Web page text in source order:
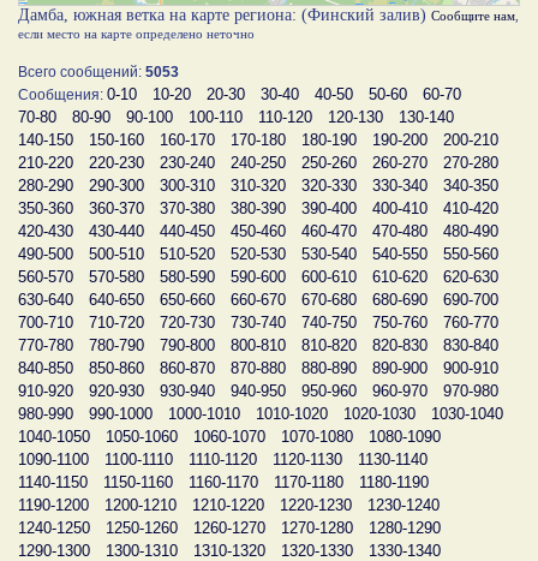
Дамба, южная ветка на карте региона: (Финский залив) Сообщите нам
если место на карте определено неточно
Всего сообщений: 5053
Сообщения: 0-10 10-20 20-30 30-40 40-50 50-60
60-70
70-80
80-90 90-100 100-110 110-120 120-130
130-140
140-150
150-160 160-170 170-180 180-190 190-200
200-210
210-220
220-230 230-240 240-250 250-260 260-270
270-280
280-290
290-300 300-310 310-320 320-330 330-340
340-350
350-360
360-370 370-380 380-390 390-400 400-410
410-420
420-430
430-440 440-450 450-460 460-470 470-480
480-490
490-500
500-510 510-520 520-530 530-540 540-550
550-560
560-570
570-580 580-590 590-600 600-610 610-620
620-630
630-640
640-650 650-660 660-670 670-680 680-690
690-700
700-710
710-720 720-730 730-740 740-750 750-760
760-770
770-780
780-790 790-800 800-810 810-820 820-830
830-840
840-850
850-860 860-870 870-880 880-890 890-900
900-910
910-920
920-930 930-940 940-950 950-960 960-970
970-980
980-990
990-1000 1000-1010 1010-1020 1020-1030
1030-1040
1040-1050
1050-1060 1060-1070 1070-1080
1080-1090
1090-1100
1100-1110 1110-1120 1120-1130
1130-1140
1140-1150
1150-1160 1160-1170 1170-1180
1180-1190
1190-1200
1200-1210 1210-1220 1220-1230
1230-1240
1240-1250
1250-1260 1260-1270 1270-1280
1280-1290
1290-1300
1300-1310 1310-1320 1320-1330
1330-1340